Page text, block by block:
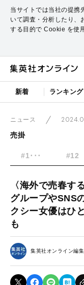
当サイトでは当社の提携
いて調査・分析したり、
する目的で Cookie を使
新着 ランキング
ニュース
売掛
#1･･･ #12
〈海外で売春す
グループやSNS
クシー女優はひ
も
集英社オンライン編